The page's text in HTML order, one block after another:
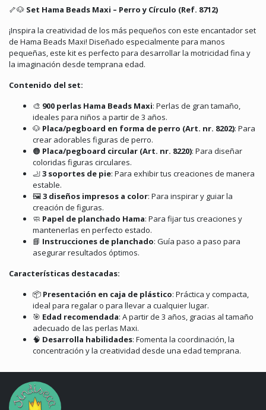
🦴🐶 Set Hama Beads Maxi – Perro y Círculo (Ref. 8712)
¡Inspira la creatividad de los más pequeños con este encantador set
de Hama Beads Maxi! Diseñado especialmente para manos
pequeñas, este kit es perfecto para desarrollar la motricidad fina y
la imaginación desde temprana edad.
Contenido del set:
🎨 900 perlas Hama Beads Maxi: Perlas de gran tamaño,
ideales para niños a partir de 3 años.
🐶 Placa/pegboard en forma de perro (Art. nr. 8202): Para
crear adorables figuras de perro.
🟠 Placa/pegboard circular (Art. nr. 8220): Para diseñar
coloridas figuras circulares.
🦶3 soportes de pie: Para exhibir tus creaciones de manera
estable.
🖼️3 diseños impresos a color: Para inspirar y guiar la
creación de figuras.
🧼 Papel de planchado Hama: Para fijar tus creaciones y
mantenerlas en perfecto estado.
📘 Instrucciones de planchado: Guía paso a paso para
asegurar resultados óptimos.
Características destacadas:
📦 Presentación en caja de plástico: Práctica y compacta,
ideal para regalar o para llevar a cualquier lugar.
🎯 Edad recomendada: A partir de 3 años, gracias al tamaño
adecuado de las perlas Maxi.
🧠 Desarrolla habilidades: Fomenta la coordinación, la
concentración y la creatividad desde una edad temprana.